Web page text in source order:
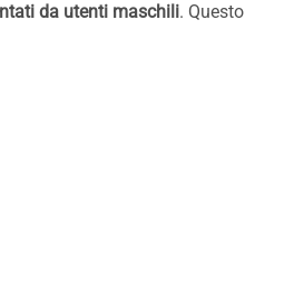
da utenti maschili. Questo